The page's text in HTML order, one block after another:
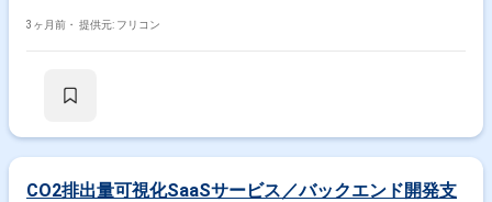
3ヶ月前・ 提供元: フリコン
CO2排出量可視化SaaSサービス／バックエンド開発支